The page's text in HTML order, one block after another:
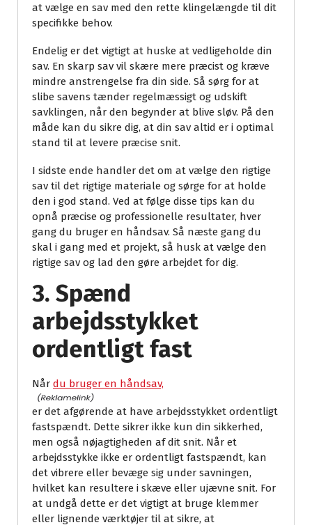
at vælge en sav med den rette klingelængde til dit
specifikke behov.
Endelig er det vigtigt at huske at vedligeholde din
sav. En skarp sav vil skære mere præcist og kræve
mindre anstrengelse fra din side. Så sørg for at
slibe savens tænder regelmæssigt og udskift
savklingen, når den begynder at blive sløv. På den
måde kan du sikre dig, at din sav altid er i optimal
stand til at levere præcise snit.
I sidste ende handler det om at vælge den rigtige
sav til det rigtige materiale og sørge for at holde
den i god stand. Ved at følge disse tips kan du
opnå præcise og professionelle resultater, hver
gang du bruger en håndsav. Så næste gang du
skal i gang med et projekt, så husk at vælge den
rigtige sav og lad den gøre arbejdet for dig.
3. Spænd
arbejdsstykket
ordentligt fast
Når du bruger en håndsav,
er det afgørende at have arbejdsstykket ordentligt
fastspændt. Dette sikrer ikke kun din sikkerhed,
men også nøjagtigheden af dit snit. Når et
arbejdsstykke ikke er ordentligt fastspændt, kan
det vibrere eller bevæge sig under savningen,
hvilket kan resultere i skæve eller ujævne snit. For
at undgå dette er det vigtigt at bruge klemmer
eller lignende værktøjer til at sikre, at